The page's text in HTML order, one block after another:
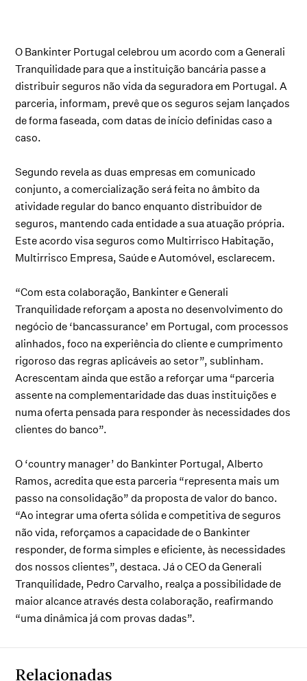
O Bankinter Portugal celebrou um acordo com a Generali
Tranquilidade para que a instituição bancária passe a
distribuir seguros não vida da seguradora em Portugal. A
parceria, informam, prevê que os seguros sejam lançados
de forma faseada, com datas de início definidas caso a
caso.
Segundo revela as duas empresas em comunicado
conjunto, a comercialização será feita no âmbito da
atividade regular do banco enquanto distribuidor de
seguros, mantendo cada entidade a sua atuação própria.
Este acordo visa seguros como Multirrisco Habitação,
Multirrisco Empresa, Saúde e Automóvel, esclarecem.
“Com esta colaboração, Bankinter e Generali
Tranquilidade reforçam a aposta no desenvolvimento do
negócio de ‘bancassurance’ em Portugal, com processos
alinhados, foco na experiência do cliente e cumprimento
rigoroso das regras aplicáveis ao setor”, sublinham.
Acrescentam ainda que estão a reforçar uma “parceria
assente na complementaridade das duas instituições e
numa oferta pensada para responder às necessidades dos
clientes do banco”.
O ‘country manager’ do Bankinter Portugal, Alberto
Ramos, acredita que esta parceria “representa mais um
passo na consolidação” da proposta de valor do banco.
“Ao integrar uma oferta sólida e competitiva de seguros
não vida, reforçamos a capacidade de o Bankinter
responder, de forma simples e eficiente, às necessidades
dos nossos clientes”, destaca. Já o CEO da Generali
Tranquilidade, Pedro Carvalho, realça a possibilidade de
maior alcance através desta colaboração, reafirmando
“uma dinâmica já com provas dadas”.
Relacionadas